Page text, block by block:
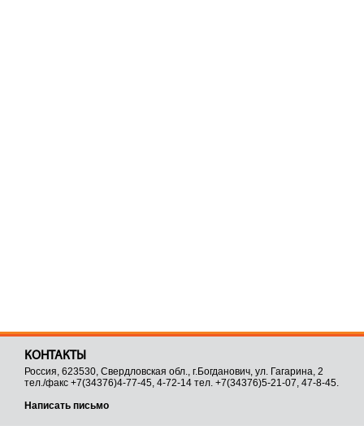
КОНТАКТЫ
Россия, 623530, Свердловская обл., г.Богданович, ул. Гагарина, 2
тел./факс +7(34376)4-77-45, 4-72-14 тел. +7(34376)5-21-07, 47-8-45.
Написать письмо